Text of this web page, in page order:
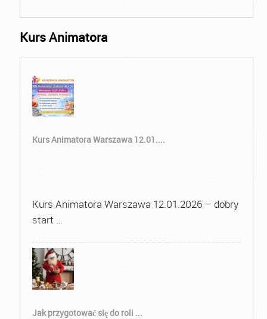
Kurs Animatora
Kurs Animatora Warszawa 12.01....
Kurs Animatora Warszawa 12.01.2026 – dobry
start …
Jak przygotować się do roli ...